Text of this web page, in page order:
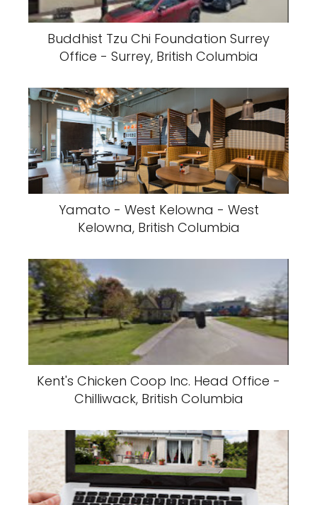
Buddhist Tzu Chi Foundation Surrey
Office - Surrey, British Columbia
Yamato - West Kelowna - West
Kelowna, British Columbia
Kent's Chicken Coop Inc. Head Office -
Chilliwack, British Columbia